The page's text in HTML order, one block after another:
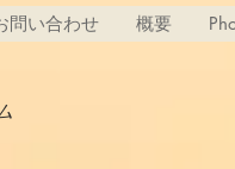
問い合わせ 概要